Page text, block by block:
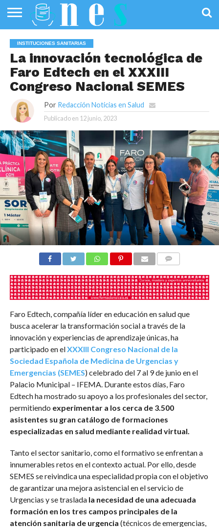
PÚBLICA
SANIDAD
INVESTIGACIÓN
ENTREVISTAS
PROFESIONALES
DE LA SALUD
INFOGRAFÍAS
DE SALUD
OPINIÓN
INSTITUCIONES SANITARIAS
La innovación tecnológica de
Faro Edtech en el XXXIII
Congreso Nacional SEMES
Por Redacción Noticias en Salud
Publicado en 12 junio, 2023
Faro Edtech, compañía líder en educación en salud que
busca acelerar la transformación social a través de la
innovación y experiencias de aprendizaje únicas, ha
participado en elXXXIII Congreso Nacional de la
Sociedad Española de Medicina de Urgencias y
Emergencias (SEMES) celebrado del 7 al 9 de junio en el
Palacio Municipal – IFEMA. Durante estos días, Faro
Edtech ha mostrado su apoyo a los profesionales del sector,
permitiendo experimentar a los cerca de 3.500
asistentes su gran catálogo de formaciones
especializadas en salud mediante realidad virtual.
Tanto el sector sanitario, como el formativo se enfrentan a
innumerables retos en el contexto actual. Por ello, desde
SEMES se reivindica una especialidad propia con el objetivo
de garantizar una mejora asistencial en el servicio de
Urgencias y se traslada la necesidad de una adecuada
formación en los tres campos principales de la
atención sanitaria de urgencia (técnicos de emergencias,